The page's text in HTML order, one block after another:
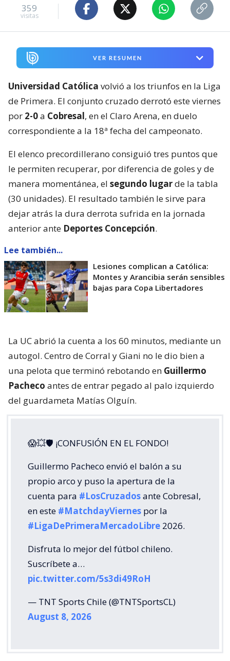
359
visitas
VER RESUMEN
Universidad Católica volvió a los triunfos en la Liga
de Primera. El conjunto cruzado derrotó este viernes
por 2-0a Cobresal, en el Claro Arena, en duelo
correspondiente a la 18ª fecha del campeonato.
El elenco precordillerano consiguió tres puntos que
le permiten recuperar, por diferencia de goles y de
manera momentánea, el segundo lugarde la tabla
(30 unidades). El resultado también le sirve para
dejar atrás la dura derrota sufrida en la jornada
anterior ante Deportes Concepción.
Lee también...
Lesiones complican a Católica:
Montes y Arancibia serán sensibles
bajas para Copa Libertadores
La UC abrió la cuenta a los 60 minutos, mediante un
autogol. Centro de Corral y Giani no le dio bien a
una pelota que terminó rebotando en Guillermo
Pacheco antes de entrar pegado al palo izquierdo
del guardameta Matías Olguín.
😱💥🛡 ¡CONFUSIÓN EN EL FONDO!
Guillermo Pacheco envió el balón a su
propio arco y puso la apertura de la
cuenta para #LosCruzadosante Cobresal,
en este #MatchdayViernes por la
#LigaDePrimeraMercadoLibre 2026.
Disfruta lo mejor del fútbol chileno.
Suscríbete a…
pic.twitter.com/5s3di49RoH
— TNT Sports Chile (@TNTSportsCL)
August 8, 2026